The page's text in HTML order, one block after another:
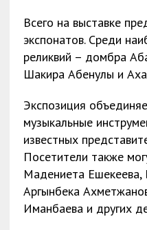
Всего на выставке
экспонатов. Среди
реликвий – домбра
Шакира Абенулы и
Экспозиция
музыкальные
известных
Посетители также
Мадениета Ешекеева,
Аргынбека
Иманбаева и других